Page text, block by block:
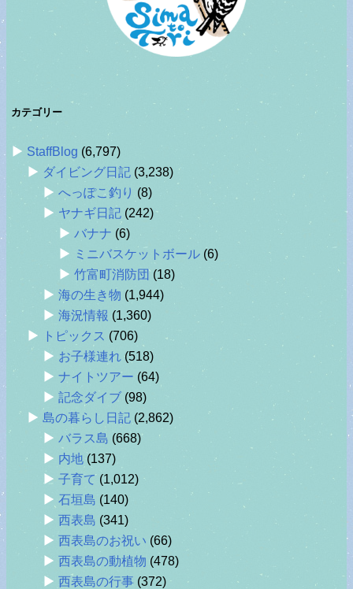
カテゴリー
StaffBlog (6,797)
ダイビング日記 (3,238)
へっぽこ釣り (8)
ヤナギ日記 (242)
バナナ (6)
ミニバスケットボール (6)
竹富町消防団(18)
海の生き物 (1,944)
海況情報 (1,360)
トピックス (706)
お子様連れ (518)
ナイトツアー (64)
記念ダイブ (98)
島の暮らし日記 (2,862)
バラス島 (668)
内地 (137)
子育て (1,012)
石垣島 (140)
西表島 (341)
西表島のお祝い (66)
西表島の動植物 (478)
西表島の行事 (372)